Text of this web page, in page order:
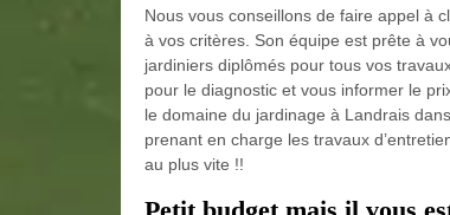
Nous vous conseillons de faire appel à
à vos critères. Son équipe est prête à
jardiniers diplômés pour tous vos
pour le diagnostic et vous informer le
le domaine du jardinage à Landrais
prenant en charge les travaux
au plus vite !!